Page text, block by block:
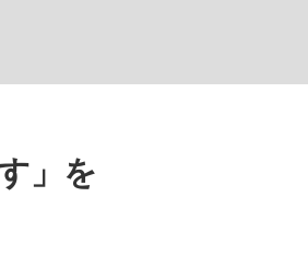
が悲しい」『北の国から』倉本聰氏（91...
」を